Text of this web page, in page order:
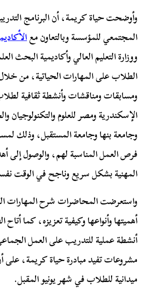
وأوضحت حياة كريمة، أن البرنامج
المجتمعي للمؤسسة وبالتعاون مع
ووزارة التعليم العالي وأكاديمية
الطلاب على المهارات الحياتية، من
ومسابقات ومناقشات وأنشطة ثقافية
الإسكندرية ومصر للعلوم والتكنولوجيان
وجامعة بنها وجامعة المستقبل، وذلك
فرص العمل المناسبة لهم، والوصول إلى
المهنية بشكل سريع وناجح في الوقت
واستعرضت المحاضرات شرح المهارات
أهميتها وأنواعها وكيفية تعزيزه، كما
أنشطة عملية للتدريب على العمل
مشروعات تفيد مبادرة حياة كريمة، على
ميدانية للطلاب في شهر يونيو المقبل.